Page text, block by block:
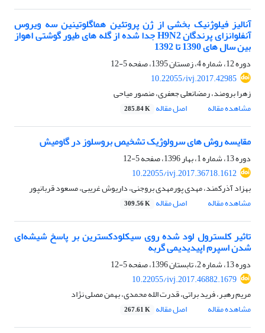
آنالیز فیلوژنیک بخشی از ژن پروتئین هماگلوتینین سه ویروس
آنفلوانزای پرندگان H9N2 جدا شده از گله های طیور گوشتی اهواز
بین سال های 1390 تا 1392
دوره 12، شماره 4، زمستان 1395، صفحه
5-12
10.22055/ivj.2017.42985
زهرا برومند، رمضانعلی جعفری، منصور میاحی
مشاهده مقاله
اصل مقاله 285.84 K
مقایسه روش های سرولوژیک تشخیص بروسلوز در گاومیش
دوره 13، شماره 1، بهار 1396، صفحه
5-12
10.22055/ivj.2017.36718.1612
بهزاد آذرکمند، مهدی پورمهدی بروجنی، داریوش غریبی، مسعود قربانپور
مشاهده مقاله
اصل مقاله 309.56 K
تاثیر کلسترول لود شده روی سیکلودکسترین بر پاسخ شیشه‌ای
شدن اسپرم اپیدیدیمی گربه
دوره 13، شماره 2، تابستان 1396، صفحه
5-12
10.22055/ivj.2017.46882.1679
مریم رهبر، فرید براتی، قدرت الله محمدی، بهمن مصلی نژاد
مشاهده مقاله
اصل مقاله 267.61 K